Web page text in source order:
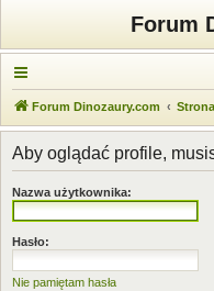
Forum
Forum Dinozaury.com
Aby oglądać profile,
Nazwa użytkownika:
Hasło:
Nie pamiętam hasła